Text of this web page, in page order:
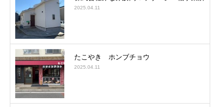
2025.04.11
たこやき ホンブチョウ
2025.04.11